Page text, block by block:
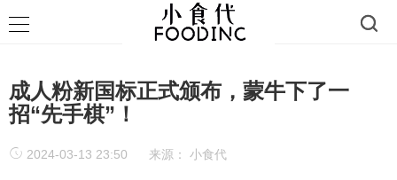
成人粉新国标正式颁布，蒙牛下了一
招“先手棋”！
2024-03-13 23:50 来源： 小食代